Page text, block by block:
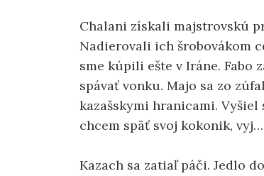
Chalani získali majstrovskú
Nadierovali ich šrobovákom
sme kúpili ešte v Iráne. Fabo
spávať vonku. Majo sa zo
kazašskymi hranicami.
chcem späť svoj kokonik,
Kazach sa zatiaľ páči. Jedlo